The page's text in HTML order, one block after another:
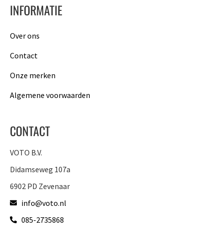
INFORMATIE
Over ons
Contact
Onze merken
Algemene voorwaarden
CONTACT
VOTO B.V.
Didamseweg 107a
6902 PD Zevenaar
info@voto.nl
085-2735868